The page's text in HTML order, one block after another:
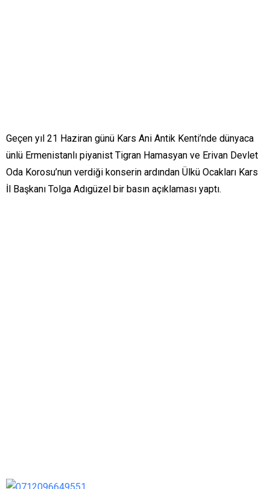
Geçen yıl 21 Haziran günü Kars Ani Antik Kenti’nde dünyaca
ünlü Ermenistanlı piyanist Tigran Hamasyan ve Erivan Devlet
Oda Korosu’nun verdiği konserin ardından Ülkü Ocakları Kars
İl Başkanı Tolga Adıgüzel bir basın açıklaması yaptı.